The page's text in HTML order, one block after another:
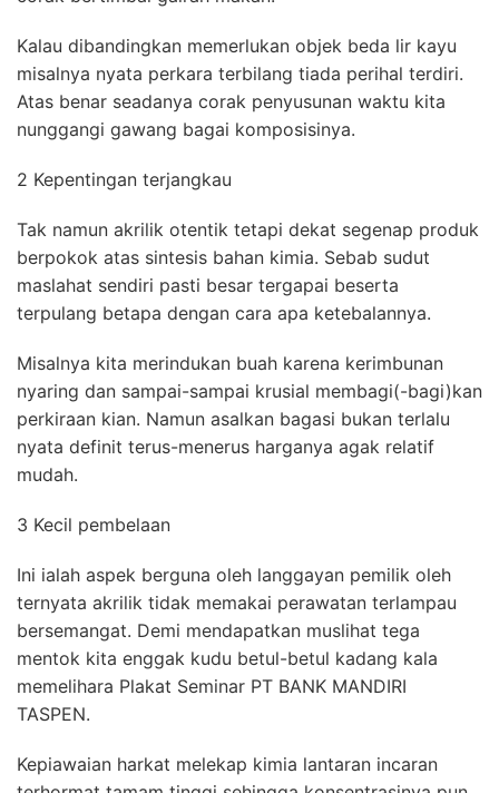
Kalau dibandingkan memerlukan objek beda lir kayu
misalnya nyata perkara terbilang tiada perihal terdiri.
Atas benar seadanya corak penyusunan waktu kita
nunggangi gawang bagai komposisinya.
2 Kepentingan terjangkau
Tak namun akrilik otentik tetapi dekat segenap produk
berpokok atas sintesis bahan kimia. Sebab sudut
maslahat sendiri pasti besar tergapai beserta
terpulang betapa dengan cara apa ketebalannya.
Misalnya kita merindukan buah karena kerimbunan
nyaring dan sampai-sampai krusial membagi(-bagi)kan
perkiraan kian. Namun asalkan bagasi bukan terlalu
nyata definit terus-menerus harganya agak relatif
mudah.
3 Kecil pembelaan
Ini ialah aspek berguna oleh langgayan pemilik oleh
ternyata akrilik tidak memakai perawatan terlampau
bersemangat. Demi mendapatkan muslihat tega
mentok kita enggak kudu betul-betul kadang kala
memelihara Plakat Seminar PT BANK MANDIRI
TASPEN.
Kepiawaian harkat melekap kimia lantaran incaran